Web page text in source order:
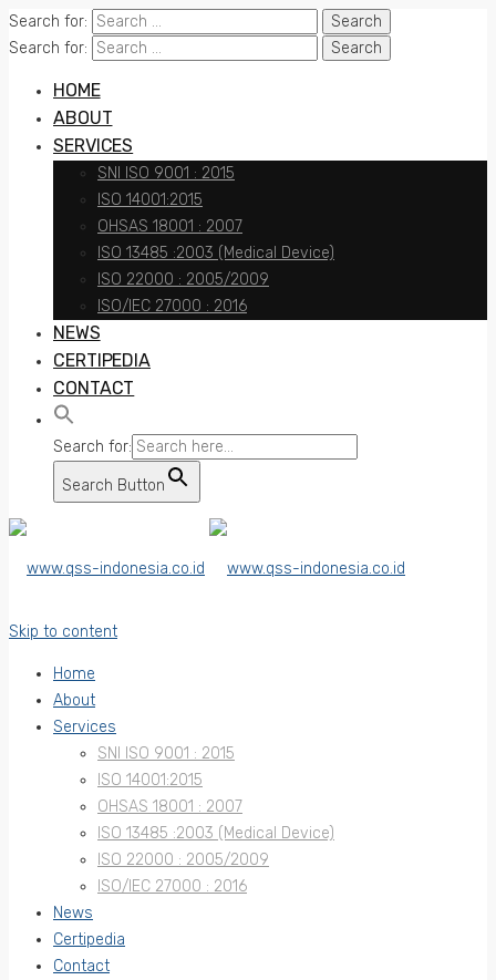
Search for:
Search for:
HOME
ABOUT
SERVICES
SNI ISO 9001 : 2015
ISO 14001:2015
OHSAS 18001 : 2007
ISO 13485 :2003 (Medical Device)
ISO 22000 : 2005/2009
ISO/IEC 27000 : 2016
NEWS
CERTIPEDIA
CONTACT
Search for:
Search Button
Skip to content
Home
About
Services
SNI ISO 9001 : 2015
ISO 14001:2015
OHSAS 18001 : 2007
ISO 13485 :2003 (Medical Device)
ISO 22000 : 2005/2009
ISO/IEC 27000 : 2016
News
Certipedia
Contact